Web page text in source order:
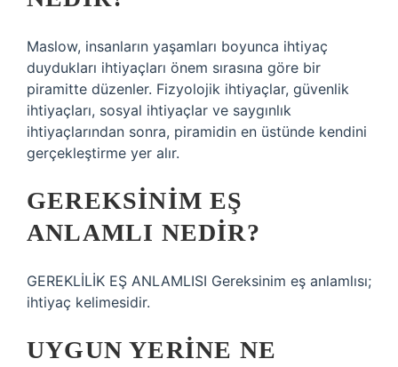
Maslow, insanların yaşamları boyunca ihtiyaç
duydukları ihtiyaçları önem sırasına göre bir
piramitte düzenler. Fizyolojik ihtiyaçlar, güvenlik
ihtiyaçları, sosyal ihtiyaçlar ve saygınlık
ihtiyaçlarından sonra, piramidin en üstünde kendini
gerçekleştirme yer alır.
GEREKSINIM EŞ
ANLAMLI NEDIR?
GEREKLİLİK EŞ ANLAMLISI Gereksinim eş anlamlısı;
ihtiyaç kelimesidir.
UYGUN YERINE NE